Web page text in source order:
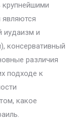
крупнейшими
иудаизм и
консервативный
различия
подходе к
какое